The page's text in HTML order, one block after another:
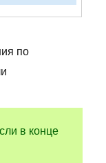
по
в конце